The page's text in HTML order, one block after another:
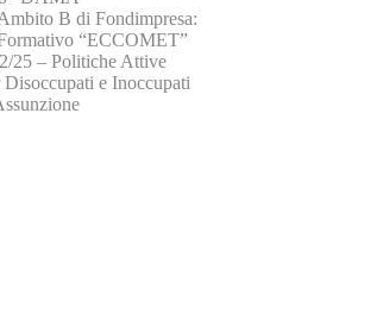
B di Fondimpresa:
“ECCOMET”
25 – Politiche Attive
e Inoccupati